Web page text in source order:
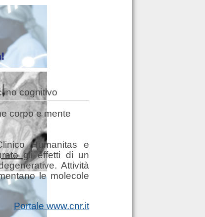
cognitivo
corpo e mente
Humanitas e
gli effetti di un
Attività
le molecole
Portale www.cnr.it